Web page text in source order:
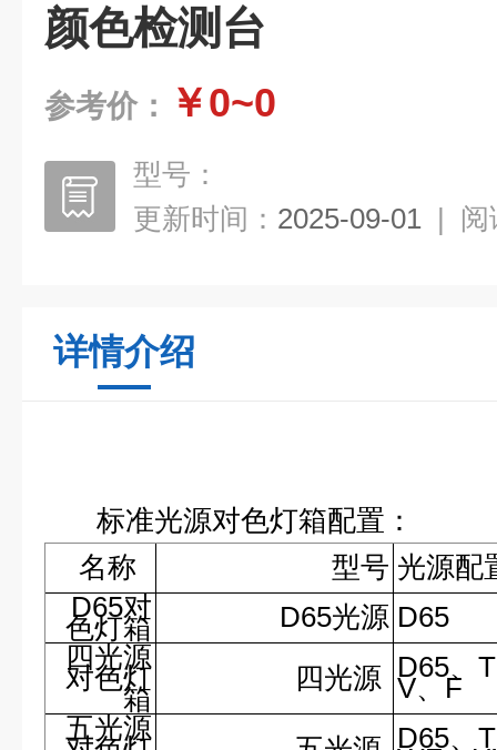
颜色检测台
参考价： ￥0~0
型号：
更新时间： 2025-09-01 | 阅
详情介绍
标准光源对色灯箱配置：
名称
型号 光源配
D65对
色灯箱 D65光源 D65
四光源
对色灯
箱
四光源 D65、
V、F
五光源
D65、